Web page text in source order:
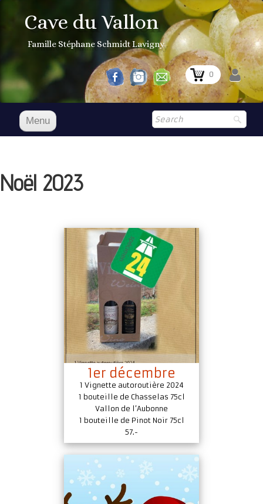
Cave du Vallon
Famille Stéphane Schmidt Lavigny
0
Menu
Boutique
Prix Courant
Présentation
Dégustation
Infos pratiques▼
▼
Login ▼
Noël 2023
1er décembre
1 Vignette autoroutière 2024
1 bouteille de Chasselas 75cl
Vallon de l’Aubonne
1 bouteille de Pinot Noir 75cl
57.-